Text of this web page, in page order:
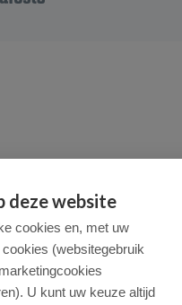
deze website
cookies en, met uw
(websitegebruik
U kunt uw keuze altijd